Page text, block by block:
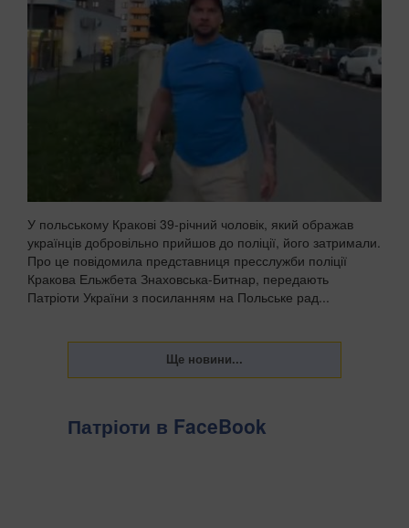
У польському Кракові 39-річний чоловік, який ображав
українців добровільно прийшов до поліції, його затримали.
Про це повідомила представниця пресслужби поліції
Кракова Ельжбета Знаховська-Битнар, передають
Патріоти України з посиланням на Польське рад...
Патріоти в FaceBook